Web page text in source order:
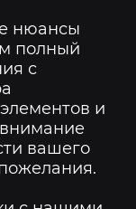
нюансы
полный
с
и
вашего